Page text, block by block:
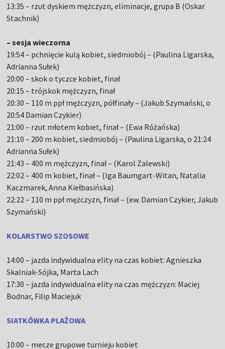
13:35 – rzut dyskiem mężczyzn, eliminacje, grupa B (Oskar
Stachnik)
– sesja wieczorna
19:54 – pchnięcie kulą kobiet, siedmiobój – (Paulina Ligarska,
Adrianna Sułek)
20:00 – skok o tyczce kobiet, finał
20:15 – trójskok mężczyzn, finał
20:30 – 110 m ppł mężczyzn, półfinały – (Jakub Szymański, o
20:54 Damian Czykier)
21:00 – rzut młotem kobiet, finał – (Ewa Różańska)
21:10 – 200 m kobiet, siedmiobój – (Paulina Ligarska, o 21:24
Adrianna Sułek)
21:43 – 400 m mężczyzn, finał – (Karol Zalewski)
22:02 – 400 m kobiet, finał – (Iga Baumgart-Witan, Natalia
Kaczmarek, Anna Kiełbasińska)
22:22 – 110 m ppł mężczyzn, finał – (ew. Damian Czykier, Jakub
Szymański)
KOLARSTWO SZOSOWE
14:00 – jazda indywidualna elity na czas kobiet: Agnieszka
Skalniak-Sójka, Marta Lach
17:30 – jazda indywidualna elity na czas mężczyzn: Maciej
Bodnar, Filip Maciejuk
SIATKÓWKA PLAŻOWA
10:00 – mecze grupowe turnieju kobiet